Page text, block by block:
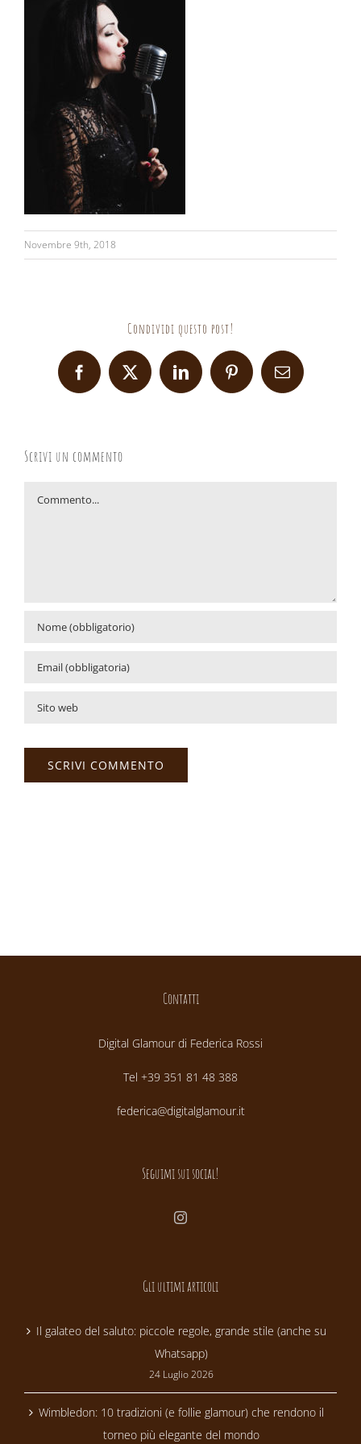
Novembre 9th, 2018
Condividi questo post!
Facebook
X LinkedInPinterestEmail
Scrivi un commento
Contatti
Digital Glamour di Federica Rossi
Tel +39 351 81 48 388
federica@digitalglamour.it
Seguimi sui social!
Gli ultimi articoli
Il galateo del saluto: piccole regole, grande stile (anche su
Whatsapp)
24 Luglio 2026
Wimbledon: 10 tradizioni (e follie glamour) che rendono il
torneo più elegante del mondo